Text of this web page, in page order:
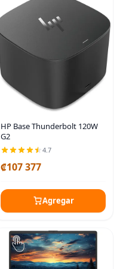
HP Base Thunderbolt 120W
G2
4.7
₡107 377
Agregar